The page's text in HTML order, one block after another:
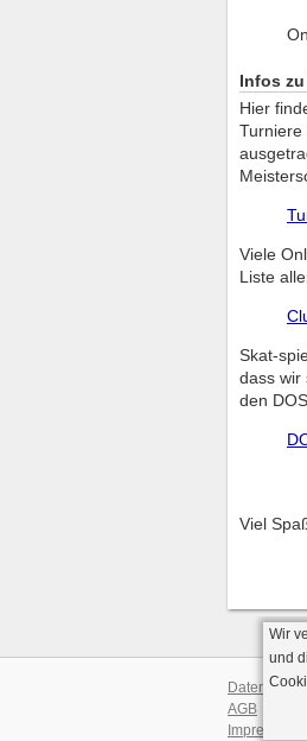
Infos
Hier
Turniere
Viele
Liste
Skat-
dass wir
den
Viel
Datenschutz
AGB
Impressum
Wir
und